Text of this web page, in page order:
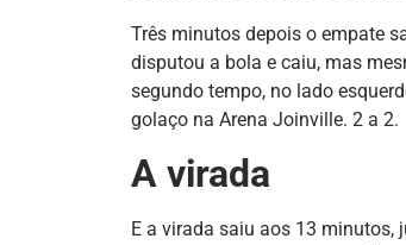
Três minutos depois o empate
disputou a bola e caiu, mas
segundo tempo, no lado
golaço na Arena Joinville. 2 a 2.
A virada
E a virada saiu aos 13 minutos,